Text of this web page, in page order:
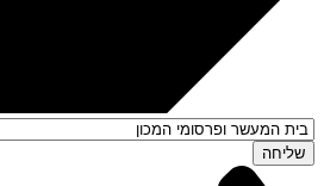
שליחה